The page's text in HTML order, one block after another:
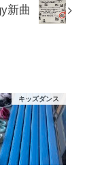
新曲
キッズダンス